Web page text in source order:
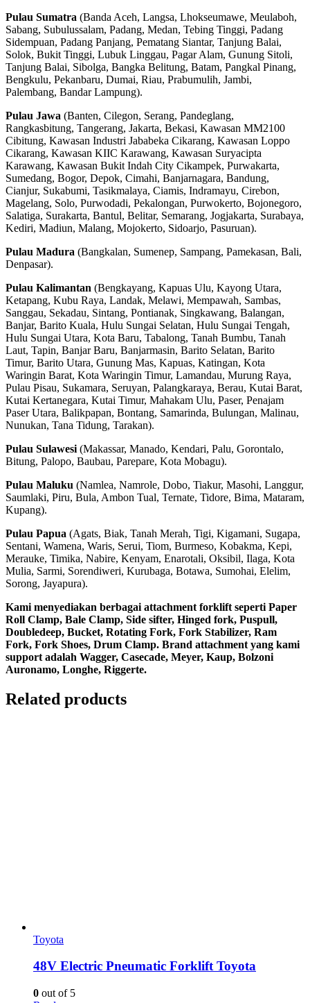
Pulau Sumatra (Banda Aceh, Langsa, Lhokseumawe, Meulaboh,
Sabang, Subulussalam, Padang, Medan, Tebing Tinggi, Padang
Sidempuan, Padang Panjang, Pematang Siantar, Tanjung Balai,
Solok, Bukit Tinggi, Lubuk Linggau, Pagar Alam, Gunung Sitoli,
Tanjung Balai, Sibolga, Bangka Belitung, Batam, Pangkal Pinang,
Bengkulu, Pekanbaru, Dumai, Riau, Prabumulih, Jambi,
Palembang, Bandar Lampung).
Pulau Jawa (Banten, Cilegon, Serang, Pandeglang,
Rangkasbitung, Tangerang, Jakarta, Bekasi, Kawasan MM2100
Cibitung, Kawasan Industri Jababeka Cikarang, Kawasan Loppo
Cikarang, Kawasan KIIC Karawang, Kawasan Suryacipta
Karawang, Kawasan Bukit Indah City Cikampek, Purwakarta,
Sumedang, Bogor, Depok, Cimahi, Banjarnagara, Bandung,
Cianjur, Sukabumi, Tasikmalaya, Ciamis, Indramayu, Cirebon,
Magelang, Solo, Purwodadi, Pekalongan, Purwokerto, Bojonegoro,
Salatiga, Surakarta, Bantul, Belitar, Semarang, Jogjakarta, Surabaya,
Kediri, Madiun, Malang, Mojokerto, Sidoarjo, Pasuruan).
Pulau Madura (Bangkalan, Sumenep, Sampang, Pamekasan, Bali,
Denpasar).
Pulau Kalimantan (Bengkayang, Kapuas Ulu, Kayong Utara,
Ketapang, Kubu Raya, Landak, Melawi, Mempawah, Sambas,
Sanggau, Sekadau, Sintang, Pontianak, Singkawang, Balangan,
Banjar, Barito Kuala, Hulu Sungai Selatan, Hulu Sungai Tengah,
Hulu Sungai Utara, Kota Baru, Tabalong, Tanah Bumbu, Tanah
Laut, Tapin, Banjar Baru, Banjarmasin, Barito Selatan, Barito
Timur, Barito Utara, Gunung Mas, Kapuas, Katingan, Kota
Waringin Barat, Kota Waringin Timur, Lamandau, Murung Raya,
Pulau Pisau, Sukamara, Seruyan, Palangkaraya, Berau, Kutai Barat,
Kutai Kertanegara, Kutai Timur, Mahakam Ulu, Paser, Penajam
Paser Utara, Balikpapan, Bontang, Samarinda, Bulungan, Malinau,
Nunukan, Tana Tidung, Tarakan).
Pulau Sulawesi (Makassar, Manado, Kendari, Palu, Gorontalo,
Bitung, Palopo, Baubau, Parepare, Kota Mobagu).
Pulau Maluku (Namlea, Namrole, Dobo, Tiakur, Masohi, Langgur,
Saumlaki, Piru, Bula, Ambon Tual, Ternate, Tidore, Bima, Mataram,
Kupang).
Pulau Papua (Agats, Biak, Tanah Merah, Tigi, Kigamani, Sugapa,
Sentani, Wamena, Waris, Serui, Tiom, Burmeso, Kobakma, Kepi,
Merauke, Timika, Nabire, Kenyam, Enarotali, Oksibil, Ilaga, Kota
Mulia, Sarmi, Sorendiweri, Kurubaga, Botawa, Sumohai, Elelim,
Sorong, Jayapura).
Kami menyediakan berbagai attachment forklift seperti Paper
Roll Clamp, Bale Clamp, Side sifter, Hinged fork, Puspull,
Doubledeep, Bucket, Rotating Fork, Fork Stabilizer, Ram
Fork, Fork Shoes, Drum Clamp. Brand attachment yang kami
support adalah Wagger, Casecade, Meyer, Kaup, Bolzoni
Auronamo, Longhe, Riggerte.
Related products
Toyota
48V Electric Pneumatic Forklift Toyota
0 out of 5